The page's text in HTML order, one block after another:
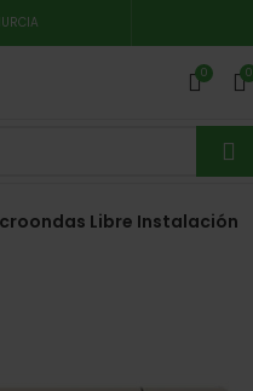
0 0
Libre Instalación